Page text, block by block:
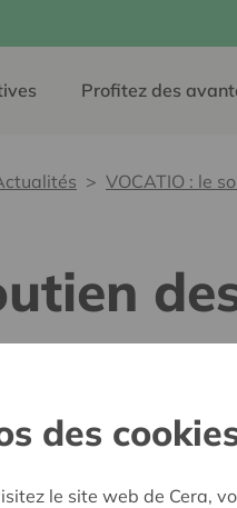
Profitez des
VOCATIO : le
des
le site web de Cera,